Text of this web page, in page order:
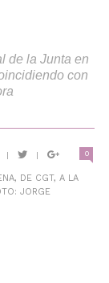
de la Junta en
con
| | 0
DE CGT, A LA
JORGE